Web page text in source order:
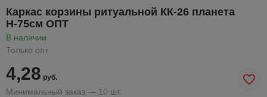
Каркас корзины ритуальной КК-26 планета
Н-75см ОПТ
В наличии
Только опт
4,28 руб.
Минимальный заказ — 10 шт.